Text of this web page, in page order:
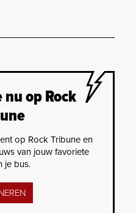
op Rock
op Rock Tribune en
van jouw favoriete
je bus.